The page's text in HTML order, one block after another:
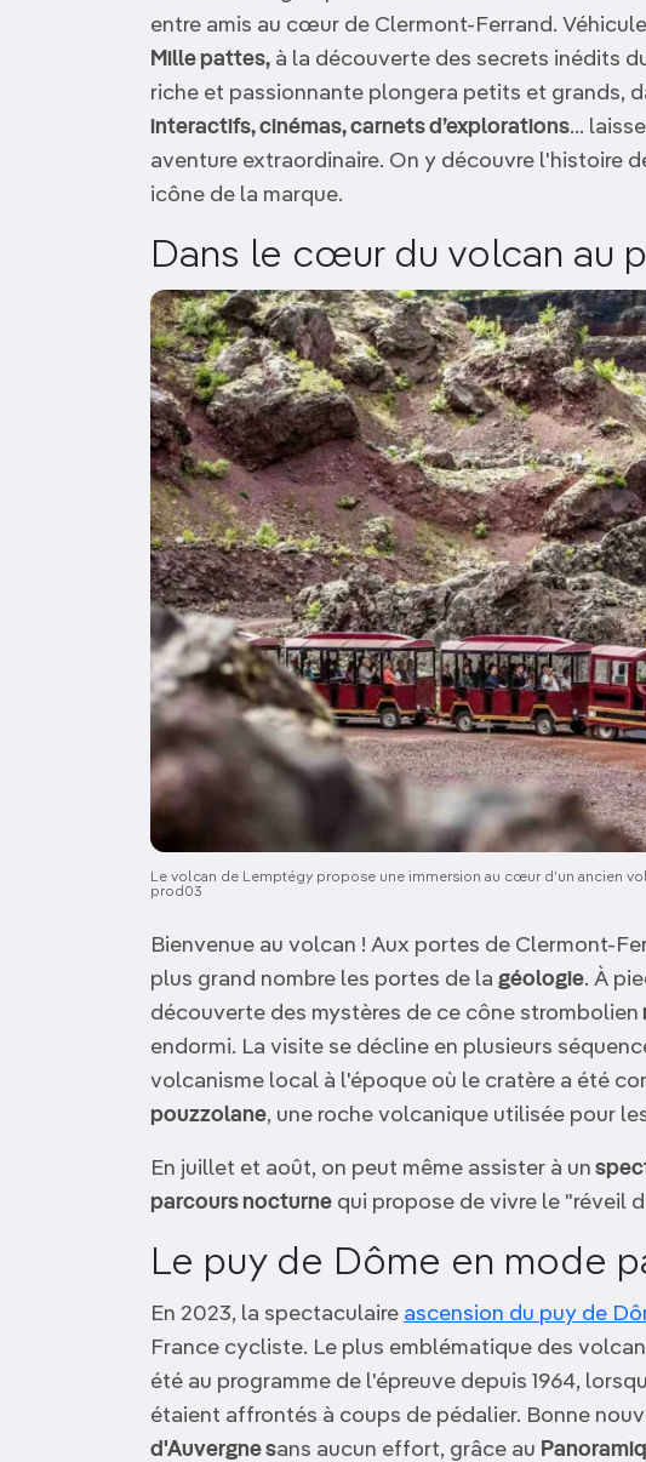
entre amis au cœur de Clermont-Ferrand.
Mille pattes, à la découverte des secrets inédits
riche et passionnante plongera petits et grands,
interactifs, cinémas, carnets d’explorations…
aventure extraordinaire. On y découvre l'histoire
icône de la marque.
Dans le cœur du volcan au
Image
Le volcan de Lemptégy propose une immersion au cœur d’un ancien
prod03
Bienvenue au volcan ! Aux portes de Clermont-
plus grand nombre les portes de la géologie. À
découverte des mystères de ce cône strombolien
endormi. La visite se décline en plusieurs
volcanisme local à l'époque où le cratère a été
pouzzolane, une roche volcanique utilisée pour
En juillet et août, on peut même assister à un
parcours nocturne qui propose de vivre le "réveil
Le puy de Dôme en mode
En 2023, la spectaculaire ascension du puy de
France cycliste. Le plus emblématique des
été au programme de l'épreuve depuis 1964,
étaient affrontés à coups de pédalier. Bonne
d'Auvergne sans aucun effort, grâce au